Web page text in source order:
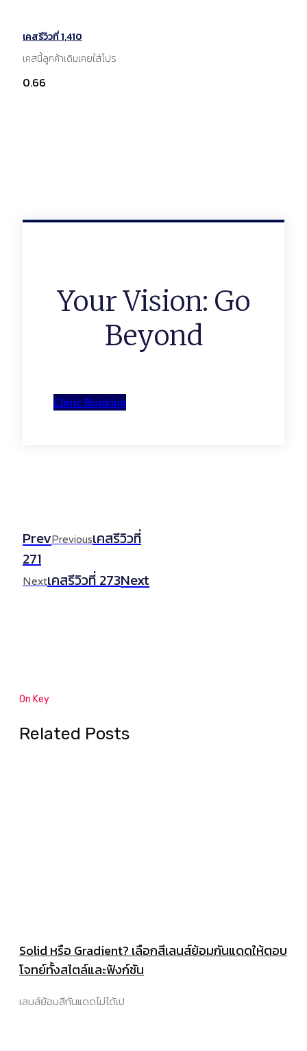
เคสรีวิวที่ 1,410
เคสนี้ลูกค้าเดิมเคยใส่โปร
Your Vision: Go
Beyond
Clinic Booking
PrevPreviousเคสรีวิวที่
271
Nextเคสรีวิวที่ 273Next
On Key
Related Posts
Solid หรือ Gradient? เลือกสีเลนส์ย้อมกันแดดให้ตอบ
โจทย์ทั้งสไตล์และฟังก์ชัน
เลนส์ย้อมสีกันแดดไม่ได้เป